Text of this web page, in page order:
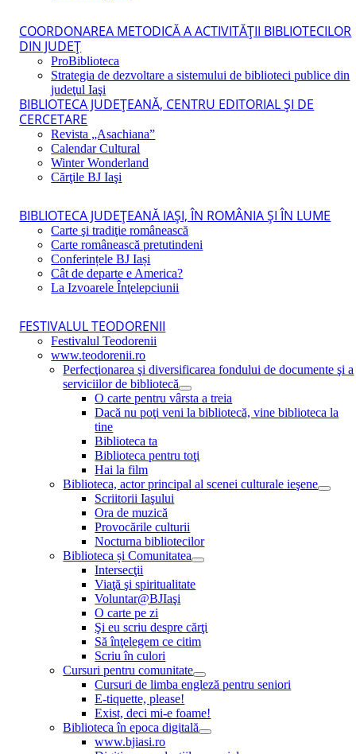
COORDONAREA METODICĂ A ACTIVITĂŢII BIBLIOTECILOR
DIN JUDEŢ
ProBiblioteca
Strategia de dezvoltare a sistemului de biblioteci publice din
judeţul Iaşi
BIBLIOTECA JUDEŢEANĂ, CENTRU EDITORIAL ŞI DE
CERCETARE
Revista „Asachiana”
Calendar Cultural
Winter Wonderland
Cărţile BJ Iaşi
BIBLIOTECA JUDEŢEANĂ IAŞI, ÎN ROMÂNIA ŞI ÎN LUME
Carte şi tradiţie românească
Carte românească pretutindeni
Conferințele BJ Iași
Cât de departe e America?
La Izvoarele Înţelepciunii
FESTIVALUL TEODORENII
Festivalul Teodorenii
www.teodorenii.ro
Perfecţionarea şi diversificarea fondului de documente şi a
serviciilor de bibliotecă
O carte pentru vârsta a treia
Dacă nu poţi veni la bibliotecă, vine biblioteca la
tine
Biblioteca ta
Biblioteca pentru toţi
Hai la film
Biblioteca, actor principal al scenei culturale ieşene
Scriitorii Iaşului
Ora de muzică
Provocările culturii
Nocturna bibliotecilor
Biblioteca și Comunitatea
Intersecţii
Viaţă şi spiritualitate
Voluntar@BJIaşi
O carte pe zi
Şi eu scriu despre cărţi
Să înţelegem ce citim
Scriu în culori
Cursuri pentru comunitate
Cursuri de limba engleză pentru seniori
E-tiquette, please!
Exist, deci mi-e foame!
Biblioteca în epoca digitală
www.bjiasi.ro